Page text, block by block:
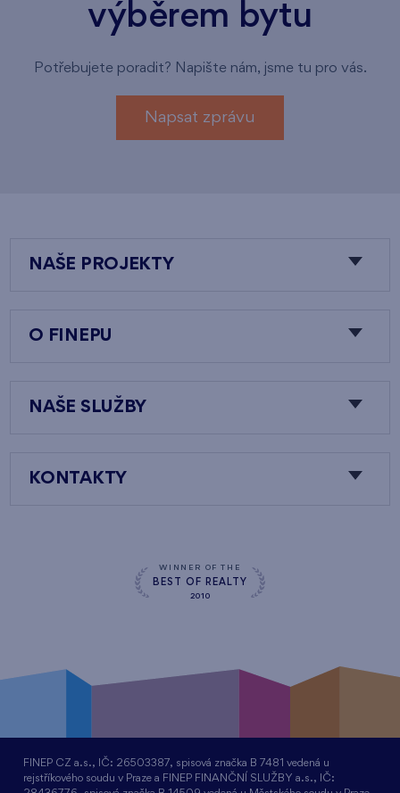
výběrem bytu
Potřebujete poradit? Napište nám, jsme tu pro vás.
Napsat zprávu
NAŠE PROJEKTY
O FINEPU
NAŠE SLUŽBY
KONTAKTY
WINNER OF THE
BEST OF REALTY
2010
FINEP CZ a.s., IČ: 26503387, spisová značka B 7481 vedená u
rejstříkového soudu v Praze a FINEP FINANČNÍ SLUŽBY a.s., IČ: